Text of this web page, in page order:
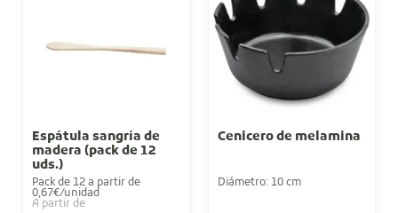
Espátula sangría de
madera (pack de 12
uds.)
Pack de 12 a partir de
0,67€/unidad
A partir de
Cenicero de melamina
Diámetro: 10 cm